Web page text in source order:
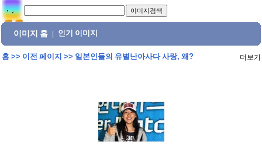
이미지 홈 인기 이미지
홈>> 이전 페이지 >> 일본인들의 유별난아사다 사랑, 왜? 더보기